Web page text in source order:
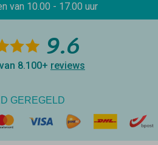
van 10.00 - 17.00 uur
9.6
8.100+ reviews
GEREGELD